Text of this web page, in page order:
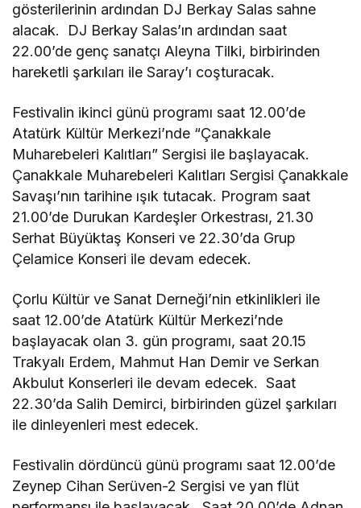
gösterilerinin ardından DJ Berkay Salas sahne
alacak. DJ Berkay Salas’ın ardından saat
22.00’de genç sanatçı Aleyna Tilki, birbirinden
hareketli şarkıları ile Saray’ı coşturacak.
Festivalin ikinci günü programı saat 12.00’de
Atatürk Kültür Merkezi’nde “Çanakkale
Muharebeleri Kalıtları” Sergisi ile başlayacak.
Çanakkale Muharebeleri Kalıtları Sergisi Çanakkale
Savaşı’nın tarihine ışık tutacak. Program saat
21.00’de Durukan Kardeşler Orkestrası, 21.30
Serhat Büyüktaş Konseri ve 22.30’da Grup
Çelamice Konseri ile devam edecek.
Çorlu Kültür ve Sanat Derneği’nin etkinlikleri ile
saat 12.00’de Atatürk Kültür Merkezi’nde
başlayacak olan 3. gün programı, saat 20.15
Trakyalı Erdem, Mahmut Han Demir ve Serkan
Akbulut Konserleri ile devam edecek. Saat
22.30’da Salih Demirci, birbirinden güzel şarkıları
ile dinleyenleri mest edecek.
Festivalin dördüncü günü programı saat 12.00’de
Zeynep Cihan Serüven-2 Sergisi ve yan flüt